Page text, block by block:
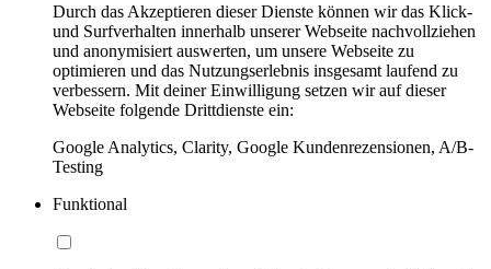
Durch das Akzeptieren dieser Dienste können wir das Klick-
und Surfverhalten innerhalb unserer Webseite nachvollziehen
und anonymisiert auswerten, um unsere Webseite zu
optimieren und das Nutzungserlebnis insgesamt laufend zu
verbessern. Mit deiner Einwilligung setzen wir auf dieser
Webseite folgende Drittdienste ein:
Google Analytics, Clarity, Google Kundenrezensionen, A/B-
Testing
Funktional